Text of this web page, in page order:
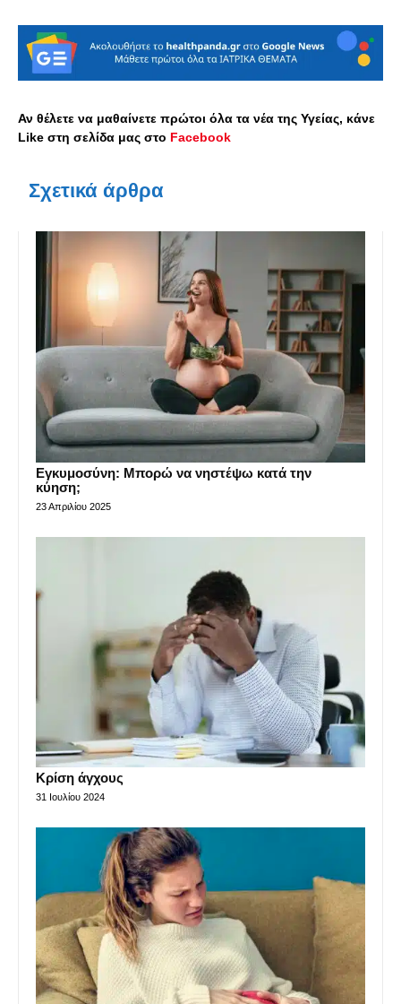
Αν θέλετε να μαθαίνετε πρώτοι όλα τα νέα της Υγείας, κάνε
Like στη σελίδα μας στο Facebook
Σχετικά άρθρα
Εγκυμοσύνη: Μπορώ να νηστέψω κατά την
κύηση;
23 Απριλίου 2025
Κρίση άγχους
31 Ιουλίου 2024